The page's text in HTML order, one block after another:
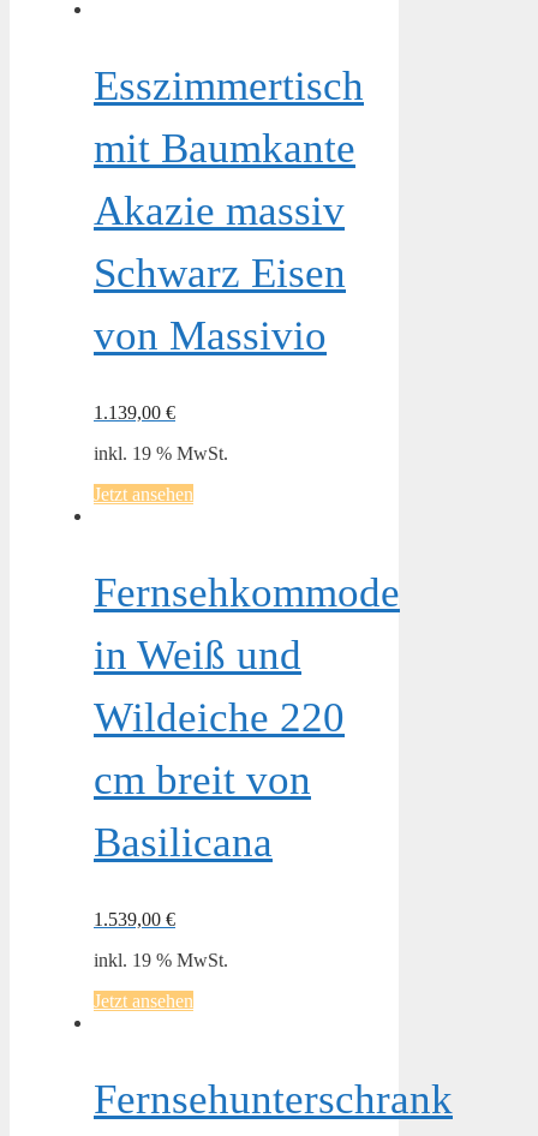
Esszimmertisch
mit Baumkante
Akazie massiv
Schwarz Eisen
von Massivio
1.139,00 €
inkl. 19 % MwSt.
Jetzt ansehen
Fernsehkommode
in Weiß und
Wildeiche 220
cm breit von
Basilicana
1.539,00 €
inkl. 19 % MwSt.
Jetzt ansehen
Fernsehunterschrank